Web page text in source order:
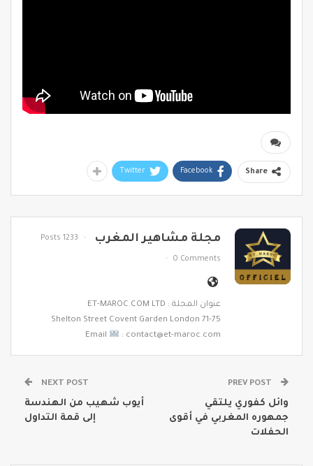
Share
Facebook
Twitter
مجلة مشاهير المغرب 1233 Posts
0 Comments
عنوان المجلة : ET-MAROC.COM LTD
71-75 Shelton Street Covent Garden London
Email
: contact@et-maroc.com
‎وائل كفوري يلتقي
جمهوره المغربي في أقوى
الحفلات
NEXT POST
أيوب شهيب من الهندسة
إلى قمة التداول